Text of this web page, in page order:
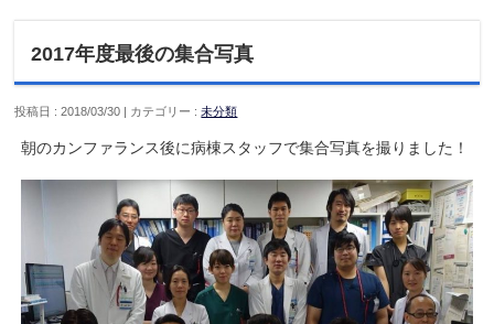
2017年度最後の集合写真
投稿日 : 2018/03/30 | カテゴリー :未分類
朝のカンファランス後に病棟スタッフで集合写真を撮りました！